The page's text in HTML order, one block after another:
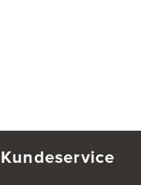
Kundeservice